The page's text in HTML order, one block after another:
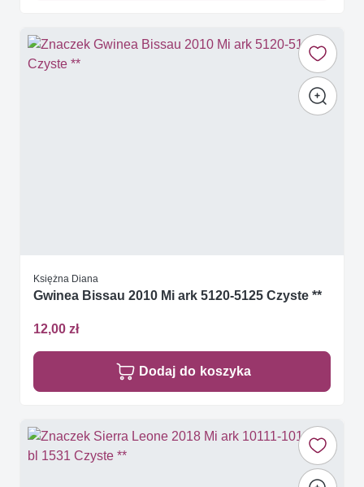
Księżna Diana
Gwinea Bissau 2010 Mi ark 5120-5125 Czyste **
12,00 zł
Dodaj do koszyka